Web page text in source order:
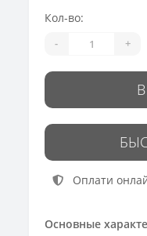
Основные
Кол-во:
- +
Оплати